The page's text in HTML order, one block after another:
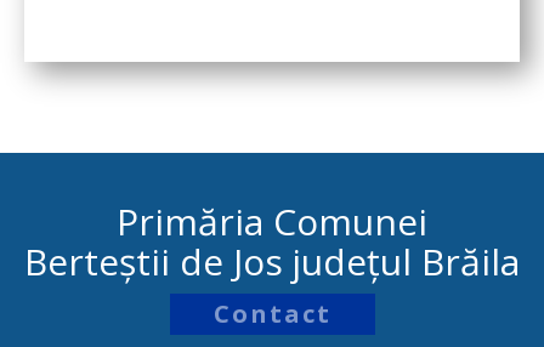
Primăria Comunei
Berteștii de Jos județul Brăila
Contact